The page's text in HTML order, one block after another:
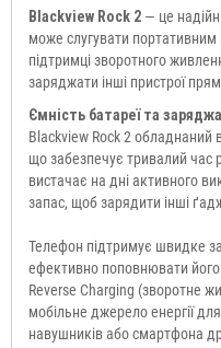
Blackview Rock 2 — це
може слугувати
підтримці зворотного
заряджати інші пристрої
Ємність батареї та
Blackview Rock 2
що забезпечує тривалий час
вистачає на дні активного
запас, щоб зарядити інші
Телефон підтримує швидке
ефективно поповнювати
Reverse Charging (зворотне
мобільне джерело енергії
навушників або смартфона